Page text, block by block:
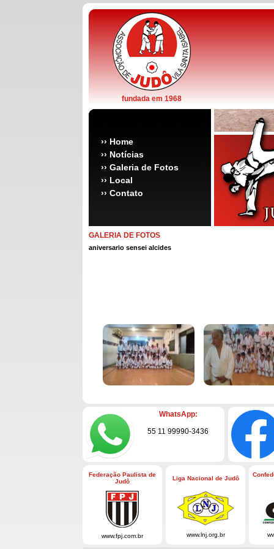
fundada em 1968
›› Home
›› Notícias
›› Galeria de Fotos
›› Local
›› Contato
GALERIA DE FOTOS
aniversario sensei alcides
WhatsApp:
55 11 99990-3436
Federação Paulista de
Judô
www.fpj.com.br
Liga Nacional de Judô
www.lnj.org.br